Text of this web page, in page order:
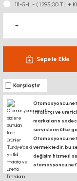
111-5-L - ( 1.395,00 TL +
Sepete Ekle
Karşılaştır
ithalatçı ve
markaların
servislerin ülke
vermektedir. bu
değişim hizmeti